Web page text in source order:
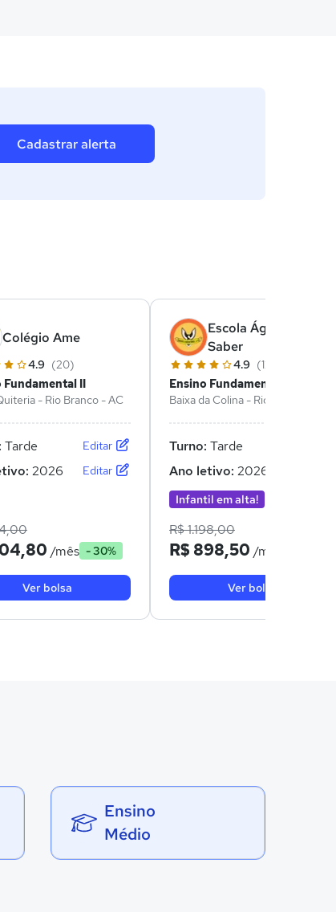
Cadastrar alerta
Colégio Ame
4.9 (20)
Fundamental II
- Rio Branco - AC
Tarde Editar
2026 Editar
/mês - 30%
Ver bolsa
Escola Águias Do
Saber
4.9 (12)
Ensino Fundamental II
Baixa da Colina - Rio Branco - AC
Turno: Tarde
Ano letivo: 2026
Infantil em alta!
R$ 1.198,00
R$ 898,50 /mês
Ver bolsa
Ensino
Médio